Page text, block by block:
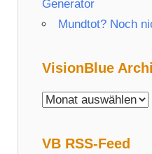
Generator
Mundtot? Noch
VisionBlue
VisionBlue
VB RSS-Feed